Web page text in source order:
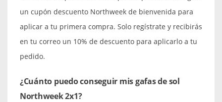
un cupón descuento Northweek de bienvenida para
aplicar a tu primera compra. Solo regístrate y recibirás
en tu correo un 10% de descuento para aplicarlo a tu
pedido.
¿Cuánto puedo conseguir mis gafas de sol
Northweek 2x1?